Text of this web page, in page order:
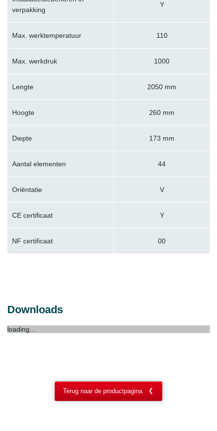
verpakking
Y
Max. werktemperatuur 110
Max. werkdruk 1000
Lengte 2050 mm
Hoogte 260 mm
Diepte 173 mm
Aantal elementen 44
Oriëntatie V
CE certificaat Y
NF certificaat 00
Downloads
loading...
Terug naar de productpagina